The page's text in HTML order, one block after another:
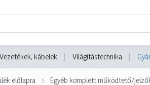
Vezetékek, kábelek Világítástechnika
előlapra Egyéb komplett működtető/